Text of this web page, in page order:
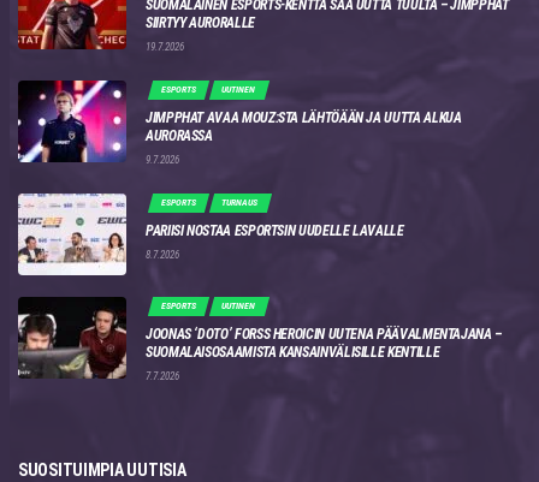
SUOMALAINEN ESPORTS-KENTTÄ SAA UUTTA TUULTA – JIMPPHAT
SIIRTYY AURORALLE
19.7.2026
ESPORTS UUTINEN
JIMPPHAT AVAA MOUZ:STA LÄHTÖÄÄN JA UUTTA ALKUA
AURORASSA
9.7.2026
ESPORTS TURNAUS
PARIISI NOSTAA ESPORTSIN UUDELLE LAVALLE
8.7.2026
ESPORTS UUTINEN
JOONAS ‘DOTO’ FORSS HEROICIN UUTENA PÄÄVALMENTAJANA –
SUOMALAISOSAAMISTA KANSAINVÄLISILLE KENTILLE
7.7.2026
SUOSITUIMPIA UUTISIA